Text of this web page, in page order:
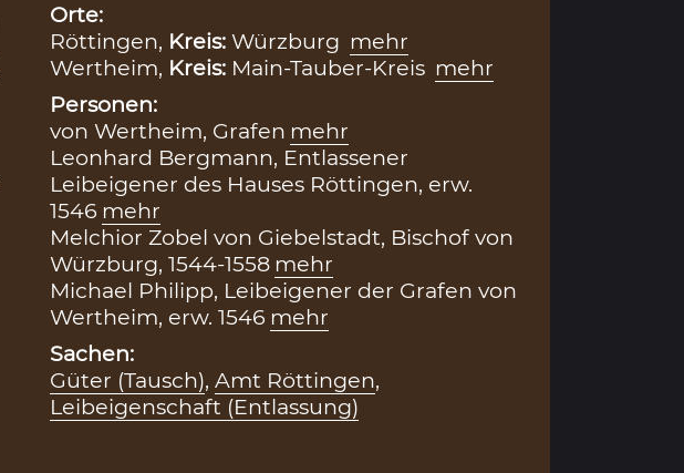
Orte:
Röttingen, Kreis: Würzburg mehr
Wertheim, Kreis: Main-Tauber-Kreis mehr
Personen:
von Wertheim, Grafen mehr
Leonhard Bergmann, Entlassener
Leibeigener des Hauses Röttingen, erw.
1546 mehr
Melchior Zobel von Giebelstadt, Bischof von
Würzburg, 1544-1558 mehr
Michael Philipp, Leibeigener der Grafen von
Wertheim, erw. 1546 mehr
Sachen:
Güter (Tausch), Amt Röttingen,
Leibeigenschaft (Entlassung)